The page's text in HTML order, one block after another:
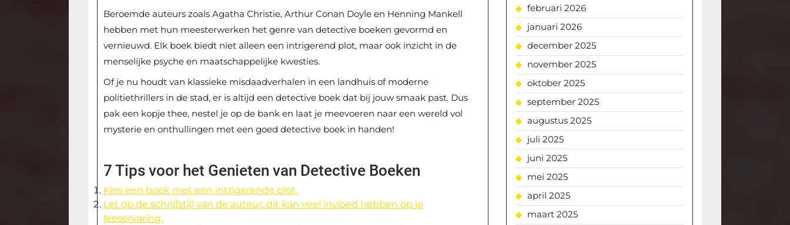
Beroemde auteurs zoals Agatha Christie, Arthur Conan Doyle en Henning Mankell
hebben met hun meesterwerken het genre van detective boeken gevormd en
vernieuwd. Elk boek biedt niet alleen een intrigerend plot, maar ook inzicht in de
menselijke psyche en maatschappelijke kwesties.
Of je nu houdt van klassieke misdaadverhalen in een landhuis of moderne
politiethrillers in de stad, er is altijd een detective boek dat bij jouw smaak past. Dus
pak een kopje thee, nestel je op de bank en laat je meevoeren naar een wereld vol
mysterie en onthullingen met een goed detective boek in handen!
7 Tips voor het Genieten van Detective Boeken
Kies een boek met een intrigerende plot.
Let op de schrijfstijl van de auteur, dit kan veel invloed hebben op je
leeservaring.
februari 2026
januari 2026
december 2025
november 2025
oktober 2025
september 2025
augustus 2025
juli 2025
juni 2025
mei 2025
april 2025
maart 2025